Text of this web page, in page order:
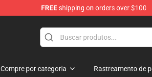
FREEshipping on orders over $100
Compre por categoria Rastreamento de